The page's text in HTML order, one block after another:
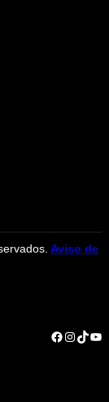
Aviso de
Facebook Instagram TikTok YouTube